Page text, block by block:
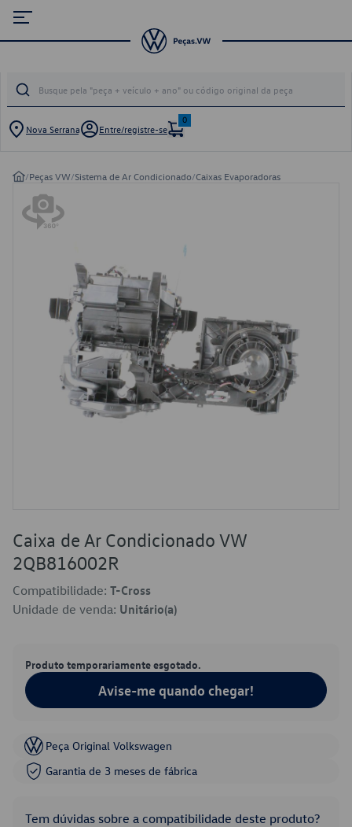
Nova Serrana Entre/registre-se
0
/Peças VW/Sistema de Ar Condicionado/Caixas Evaporadoras
Caixa de Ar Condicionado VW
2QB816002R
Compatibilidade: T-Cross
Unidade de venda: Unitário(a)
Produto temporariamente esgotado.
Avise-me quando chegar!
Peça Original Volkswagen
Garantia de 3 meses de fábrica
Tem dúvidas sobre a compatibilidade deste produto?